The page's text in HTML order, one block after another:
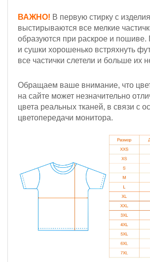
ВАЖНО! В первую стирку с изделия
выстирываются все мелкие
образуются при раскрое и пошиве.
и сушки хорошенько встряхнуть
все частички слетели и больше их
Обращаем ваше внимание, что
на сайте может незначительно
цвета реальных тканей, в связи с
цветопередачи монитора.